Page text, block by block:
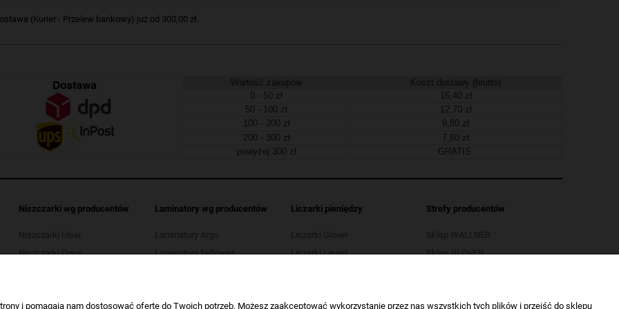
(Kurier - Przelew bankowy) już od 300,00 zł.
Wartość zakupów
Koszt dostawy (brutto)
0 - 50 zł
16,40 zł
50 - 100 zł
12,70 zł
100 - 200 zł
9,80 zł
200 - 300 zł
7,60 zł
powyżej 300 zł
GRATIS
Niszczarki wg producentów
Niszczarki Ideal
Niszczarki Opus
Niszczarki Tarnator
Laminatory wg producentów
Laminatory Argo
Laminatory Fellowes
Laminatory Wallner
Liczarki pieniędzy
Liczarki Glover
Liczarki Laurel
Strefy producentów
Sklep WALLNER
Sklep GLOVER
i pomagają nam dostosować ofertę do Twoich potrzeb. Możesz zaakceptować wykorzystanie przez nas wszystkich tych plików i przejść do sklepu